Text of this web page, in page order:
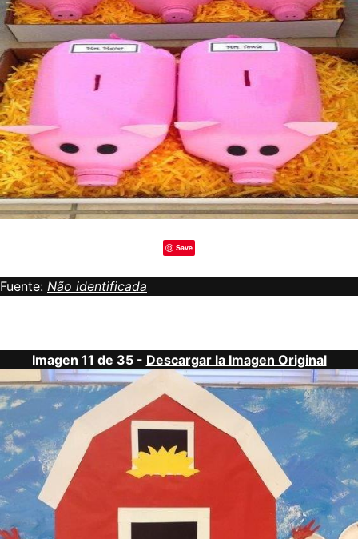
Save
Fuente: Não identificada
Imagen 11 de 35 - Descargar la Imagen Original